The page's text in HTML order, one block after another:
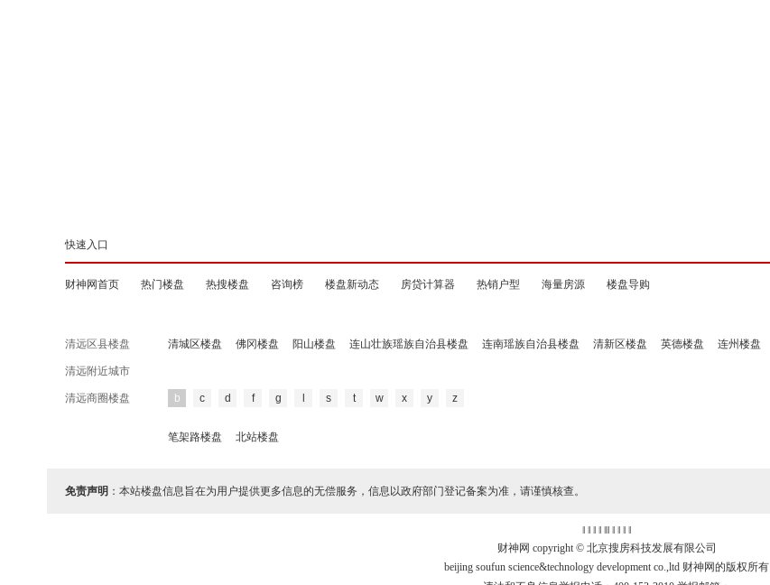
快速入口
财神网首页 热门楼盘 热搜楼盘 咨询榜 楼盘新动态 房贷计算器 热销户型 海量房源 楼盘导购
清远区县楼盘 清城区楼盘 佛冈楼盘 阳山楼盘 连山壮族瑶族自治县楼盘 连南瑶族自治县楼盘 清新区楼盘 英德楼盘 连州楼盘
清远附近城市
清远商圈楼盘 b c d f g s t w x y z
笔架路楼盘 北站楼盘
免责声明 ：本站楼盘信息旨在为用户提供更多信息的无偿服务，信息以政府部门登记备案为准，请谨慎核查。
‖ ‖ ‖ ‖ ‖‖ ‖ ‖ ‖ ‖
财神网 copyright © 北京搜房科技发展有限公司
beijing soufun science&technology development co.,ltd 财神网的版权所有